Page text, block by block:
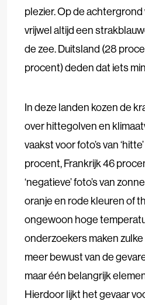
plezier. Op de achtergrond
vrijwel altijd een
de zee. Duitsland (28
procent) deden dat iets
In deze landen kozen de
over hittegolven en
vaakst voor foto’s van
procent, Frankrijk 46
‘negatieve’ foto’s van
oranje en rode kleuren of
ongewoon hoge
onderzoekers maken
meer bewust van de
maar één belangrijk
Hierdoor lijkt het gevaar